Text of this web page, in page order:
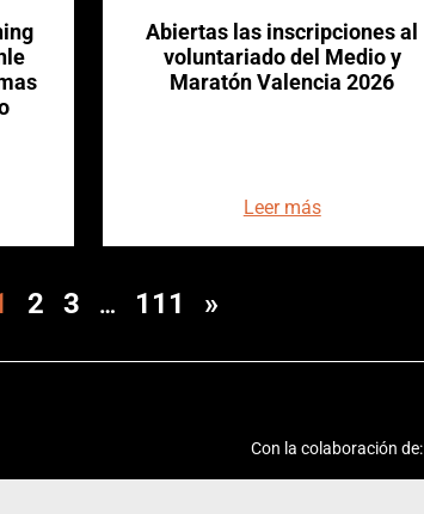
Abiertas las inscripciones al
voluntariado del Medio y
Maratón Valencia 2026
Leer más
2 3 … 111 »
Con la colaboración de: